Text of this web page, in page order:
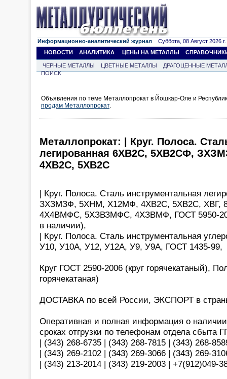
Информационно-аналитический журнал Суббота, 08 Август 2026 г.
НОВОСТИ
АНАЛИТИКА ЦЕНЫ НА МЕТАЛЛЫ
ЧЕРНЫЕ МЕТАЛЛЫ ЦВЕТНЫЕ МЕТАЛЛЫ
ДРАГОЦЕННЫЕ
ПОИСК
Объявления по теме Металлопрокат в Йошкар-Оле и
продам Металлопрокат.
Металлопрокат: | Круг. Полоса.
легированная 6ХВ2С, 5ХВ2СФ,
4ХВ2С, 5ХВ2С
| Круг. Полоса. Сталь инструментальная
ЗХЗМЗФ, 5ХНМ, Х12МФ, 4ХВ2С, 5ХВ2С, ХВГ,
4Х4ВМФС, 5ХЗВЗМФС, 4ХЗВМФ, ГОСТ 5950-
в наличии),
| Круг. Полоса. Сталь инструментальная
У10, У10А, У12, У12А, У9, У9А, ГОСТ 1435-99,
Круг ГОСТ 2590-2006 (круг горячекатаный),
горячекатаная)
ДОСТАВКА по всей России, ЭКСПОРТ в
Оперативная и полная информация о
сроках отгрузки по телефонам отдела сбыта
| (343) 268-6735 | (343) 268-7815 | (343) 268-
| (343) 269-2102 | (343) 269-3066 | (343) 269-
| (343) 213-2014 | (343) 219-2003 | +7(912)049-